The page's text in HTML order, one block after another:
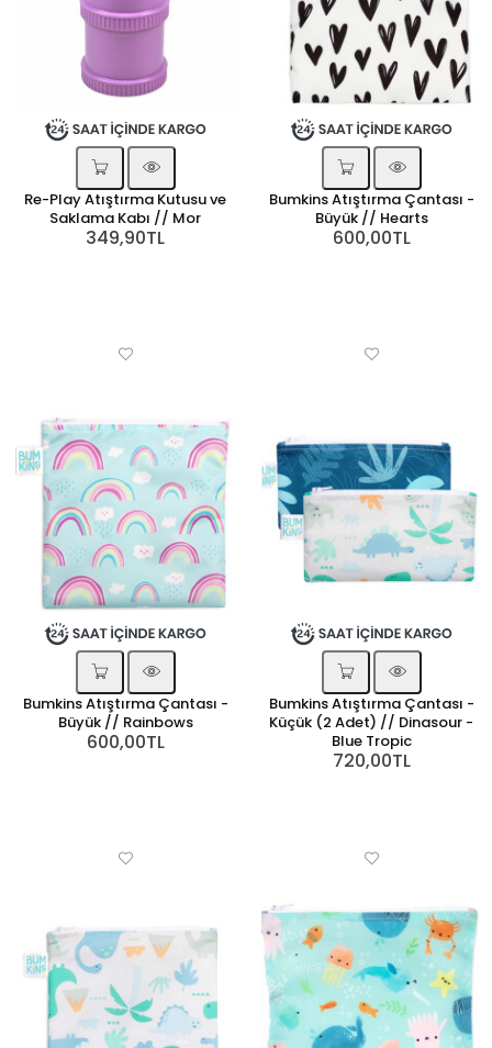
Re-Play Atıştırma Kutusu ve
Saklama Kabı // Mor
349,90TL
Bumkins Atıştırma Çantası -
Büyük // Hearts
600,00TL
Bumkins Atıştırma Çantası -
Büyük // Rainbows
600,00TL
Bumkins Atıştırma Çantası -
Küçük (2 Adet) // Dinasour -
Blue Tropic
720,00TL